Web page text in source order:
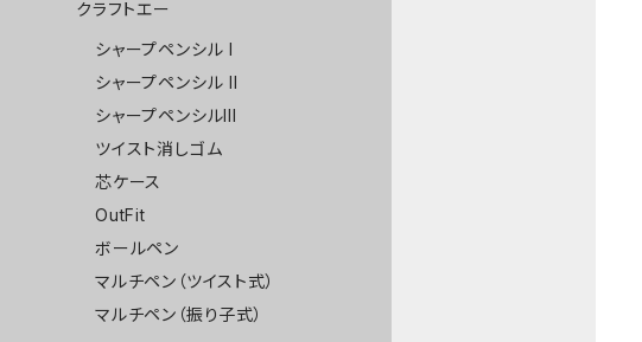
クラフトエー
シャープペンシル I
シャープペンシル II
シャープペンシルIII
ツイスト消しゴム
芯ケース
OutFit
ボールペン
マルチペン（ツイスト式）
マルチペン（振り子式）